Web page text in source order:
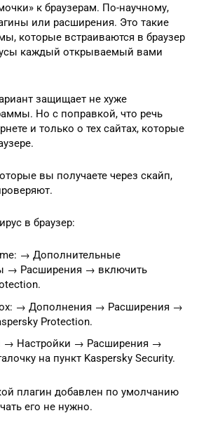
к браузерам. По-научному,
или расширения. Это такие
которые встраиваются в браузер
каждый открываемый вами
защищает не хуже
Но с поправкой, что речь
и только о тех сайтах, которые
вы получаете через скайп,
в браузер:
→ Дополнительные
→ Расширения → включить
→ Дополнения → Расширения →
Protection.
→ Настройки → Расширения →
на пункт Kaspersky Security.
плагин добавлен по умолчанию
его не нужно.